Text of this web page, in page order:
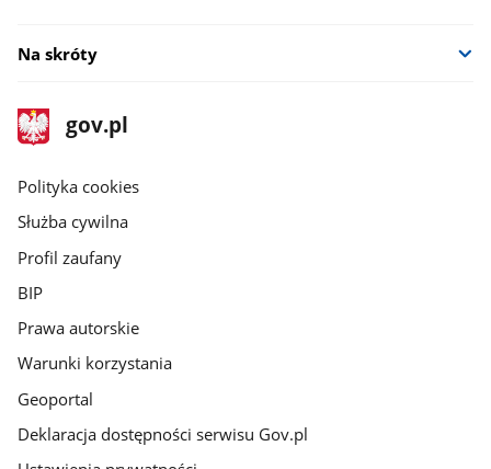
Na skróty
stopka
gov.pl
Strona
gov.pl
gov.pl
Polityka cookies
Służba cywilna
Profil zaufany
BIP
Prawa autorskie
Warunki korzystania
Geoportal
Deklaracja dostępności serwisu Gov.pl